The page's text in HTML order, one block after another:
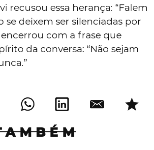
recusou essa herança: “Falem
se deixem ser silenciadas por
encerrou com a frase que
da conversa: “Não sejam